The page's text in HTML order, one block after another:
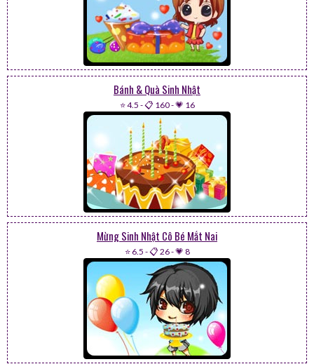
Bánh & Quà Sinh Nhật
⭐ 4.5 -📋 160-💗 16
Mừng Sinh Nhật Cô Bé Mắt Nai
⭐ 6.5 -📋 26-💗 8